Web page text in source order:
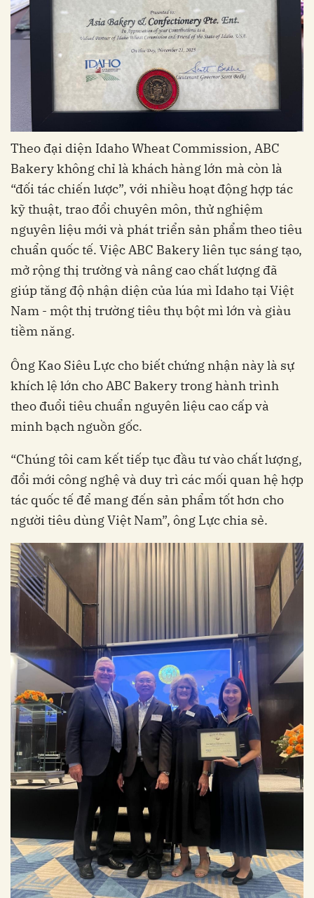
Theo đại diện Idaho Wheat Commission, ABC
Bakery không chỉ là khách hàng lớn mà còn là
“đối tác chiến lược”, với nhiều hoạt động hợp tác
kỹ thuật, trao đổi chuyên môn, thử nghiệm
nguyên liệu mới và phát triển sản phẩm theo tiêu
chuẩn quốc tế. Việc ABC Bakery liên tục sáng tạo,
mở rộng thị trường và nâng cao chất lượng đã
giúp tăng độ nhận diện của lúa mì Idaho tại Việt
Nam - một thị trường tiêu thụ bột mì lớn và giàu
tiềm năng.
Ông Kao Siêu Lực cho biết chứng nhận này là sự
khích lệ lớn cho ABC Bakery trong hành trình
theo đuổi tiêu chuẩn nguyên liệu cao cấp và
minh bạch nguồn gốc.
“Chúng tôi cam kết tiếp tục đầu tư vào chất lượng,
đổi mới công nghệ và duy trì các mối quan hệ hợp
tác quốc tế để mang đến sản phẩm tốt hơn cho
người tiêu dùng Việt Nam”, ông Lực chia sẻ.